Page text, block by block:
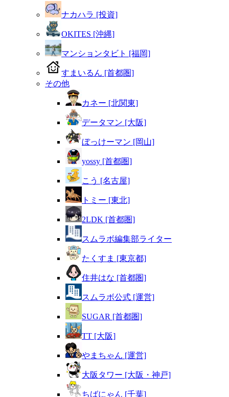
ナカハラ [投資]
OKITES [沖縄]
マンションタビト [福岡]
すまいるん [首都圏]
その他
カネー [北関東]
データマン [大阪]
ぼっけーマン [岡山]
yossy [首都圏]
こう [名古屋]
トミー [東北]
2LDK [首都圏]
スムラボ編集部ライター
たくすま [東京都]
住井はな [首都圏]
スムラボ公式 [運営]
SUGAR [首都圏]
TT [大阪]
やまちゃん [運営]
大阪タワー [大阪・神戸]
ちばにゃん [千葉]